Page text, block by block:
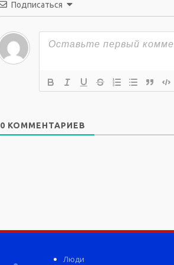
Подписаться
0 КОММЕНТАРИЕВ
Люди